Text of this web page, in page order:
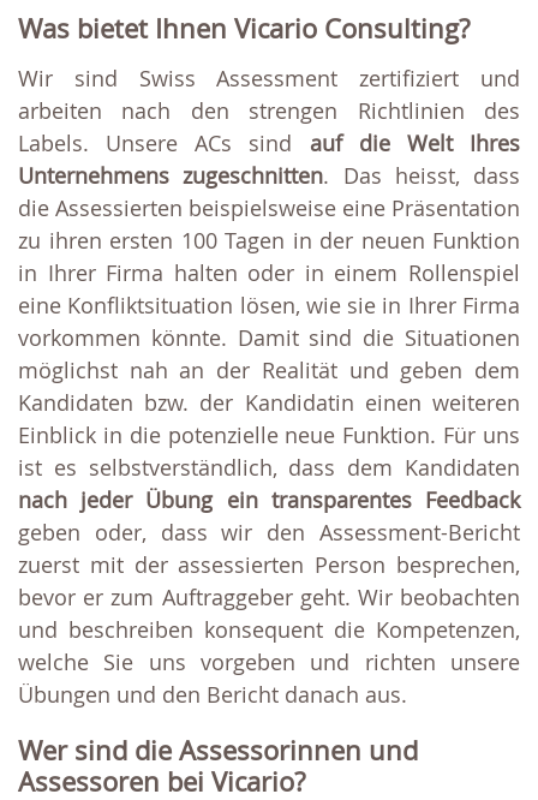
Was bietet Ihnen Vicario Consulting?
Wir sind Swiss Assessment zertifiziert und
arbeiten nach den strengen Richtlinien des
Labels. Unsere ACs sind auf die Welt Ihres
Unternehmens zugeschnitten. Das heisst, dass
die Assessierten beispielsweise eine Präsentation
zu ihren ersten 100 Tagen in der neuen Funktion
in Ihrer Firma halten oder in einem Rollenspiel
eine Konfliktsituation lösen, wie sie in Ihrer Firma
vorkommen könnte. Damit sind die Situationen
möglichst nah an der Realität und geben dem
Kandidaten bzw. der Kandidatin einen weiteren
Einblick in die potenzielle neue Funktion. Für uns
ist es selbstverständlich, dass dem Kandidaten
nach jeder Übung ein transparentes Feedback
geben oder, dass wir den Assessment-Bericht
zuerst mit der assessierten Person besprechen,
bevor er zum Auftraggeber geht. Wir beobachten
und beschreiben konsequent die Kompetenzen,
welche Sie uns vorgeben und richten unsere
Übungen und den Bericht danach aus.
Wer sind die Assessorinnen und
Assessoren bei Vicario?